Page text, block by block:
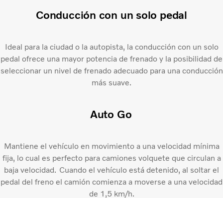
Conducción con un solo pedal
Ideal para la ciudad o la autopista, la conducción con un solo
pedal ofrece una mayor potencia de frenado y la posibilidad de
seleccionar un nivel de frenado adecuado para una conducción
más suave.
Auto Go
Mantiene el vehículo en movimiento a una velocidad mínima
fija, lo cual es perfecto para camiones volquete que circulan a
baja velocidad. Cuando el vehículo está detenido, al soltar el
pedal del freno el camión comienza a moverse a una velocidad
de 1,5 km/h.